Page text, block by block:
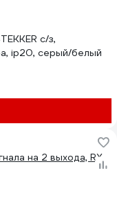
с/з,
ip20, серый/белый